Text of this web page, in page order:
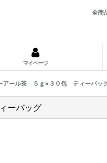
全商
マイページ
アール茶 ５ｇ×３０包 ティーバッ
ーバッグ